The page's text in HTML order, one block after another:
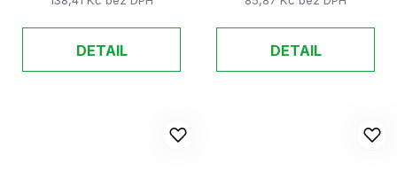
DETAIL DETAIL